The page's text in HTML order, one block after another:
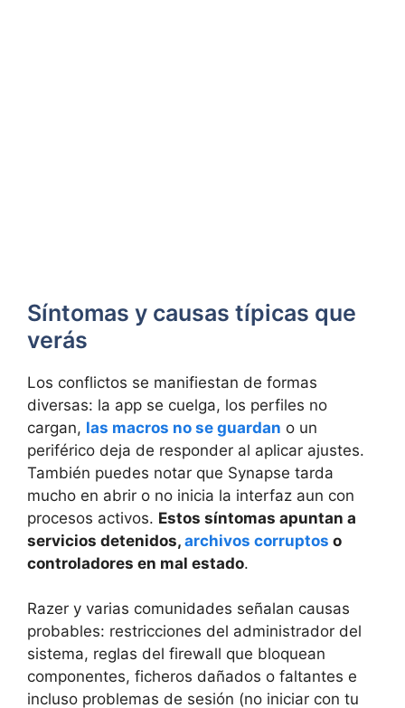
Síntomas y causas típicas que
verás
Los conflictos se manifiestan de formas
diversas: la app se cuelga, los perfiles no
cargan, las macros no se guardan o un
periférico deja de responder al aplicar ajustes.
También puedes notar que Synapse tarda
mucho en abrir o no inicia la interfaz aun con
procesos activos. Estos síntomas apuntan a
servicios detenidos, archivos corruptos o
controladores en mal estado.
Razer y varias comunidades señalan causas
probables: restricciones del administrador del
sistema, reglas del firewall que bloquean
componentes, ficheros dañados o faltantes e
incluso problemas de sesión (no iniciar con tu